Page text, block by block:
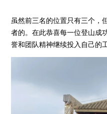
虽然前三名的位置只有三个，
者的。在此恭喜每一位登山成
誉和团队精神继续投入自己的